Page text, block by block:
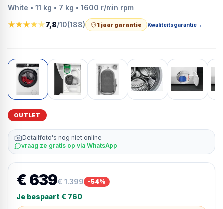
White • 11 kg • 7 kg • 1600 r/min rpm
★★★★★7,8/10(188) 1 jaar garantie Kwaliteitsgarantie→
OUTLET
Detailfoto's nog niet online —
vraag ze gratis op via WhatsApp
€ 639€ 1.399 -54%
Je bespaart € 760